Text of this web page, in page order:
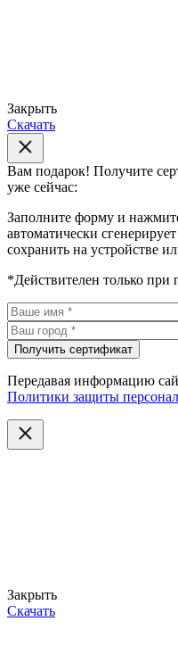
Закрыть
Скачать
Вам подарок! Получите
уже сейчас:
Заполните форму и
автоматически
сохранить на устройстве
*Действителен только
Передавая информацию
Политики защиты
Закрыть
Скачать